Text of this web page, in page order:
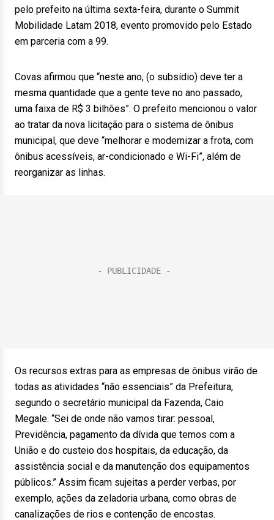
pelo prefeito na última sexta-feira, durante o Summit
Mobilidade Latam 2018, evento promovido pelo Estado
em parceria com a 99.
Covas afirmou que “neste ano, (o subsídio) deve ter a
mesma quantidade que a gente teve no ano passado,
uma faixa de R$ 3 bilhões”. O prefeito mencionou o valor
ao tratar da nova licitação para o sistema de ônibus
municipal, que deve “melhorar e modernizar a frota, com
ônibus acessíveis, ar-condicionado e Wi-Fi”, além de
reorganizar as linhas.
Os recursos extras para as empresas de ônibus virão de
todas as atividades “não essenciais” da Prefeitura,
segundo o secretário municipal da Fazenda, Caio
Megale. “Sei de onde não vamos tirar: pessoal,
Previdência, pagamento da dívida que temos com a
União e do custeio dos hospitais, da educação, da
assistência social e da manutenção dos equipamentos
públicos.” Assim ficam sujeitas a perder verbas, por
exemplo, ações da zeladoria urbana, como obras de
canalizações de rios e contenção de encostas.